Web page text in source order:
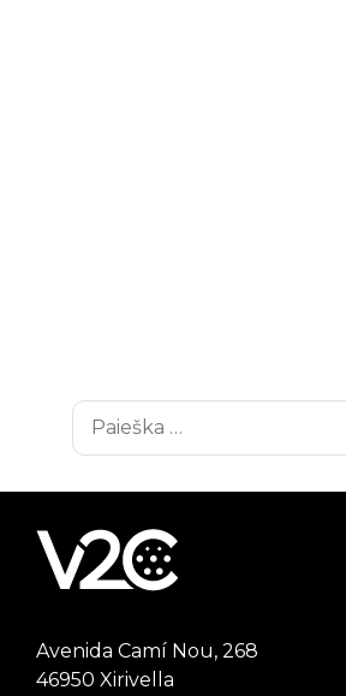
Ieškoti:
Avenida Camí Nou, 268
46950 Xirivella